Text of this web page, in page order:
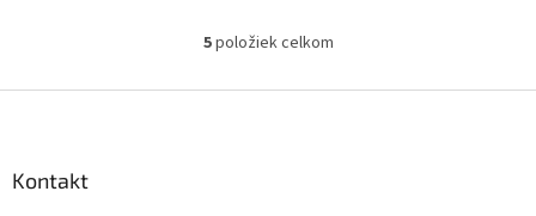
O
l
5položiek celkom
Kontakt